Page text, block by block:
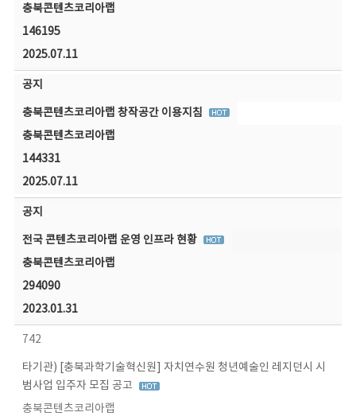
충북콘텐츠코리아랩
146195
2025.07.11
공지
충북콘텐츠코리아랩 창작공간 이용지침
충북콘텐츠코리아랩
144331
2025.07.11
공지
전국 콘텐츠코리아랩 운영 인프라 현황
충북콘텐츠코리아랩
294090
2023.01.31
742
타기관) [충북과학기술혁신원] 자치연수원 청년예술인 레지던시 시
범사업 입주자 모집 공고
충북콘텐츠코리아랩